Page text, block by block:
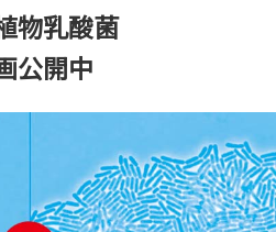
物乳酸菌
公開中